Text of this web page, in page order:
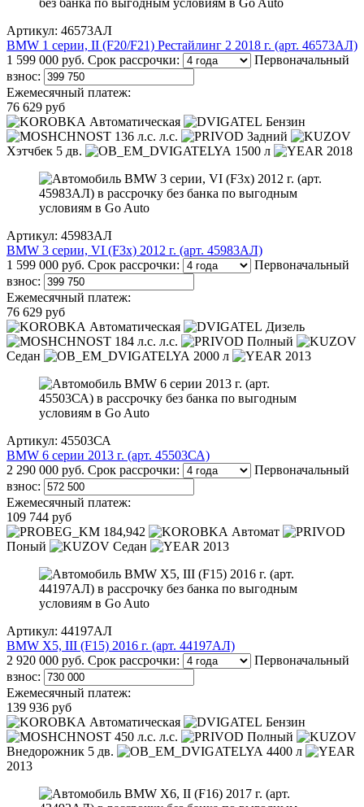
Артикул: 46573АЛ
BMW 1 серии, II (F20/F21) Рестайлинг 2 2018 г. (арт. 46573АЛ)
1 599 000 руб. Срок рассрочки:
Первоначальный
взнос:
Ежемесячный платеж:
76 629 руб
Автоматическая
Бензин
136 л.с. л.с.
Задний
Хэтчбек 5 дв.
1500 л 2018
Артикул: 45983АЛ
BMW 3 серии, VI (F3x) 2012 г. (арт. 45983АЛ)
1 599 000 руб. Срок рассрочки:
Первоначальный
взнос:
Ежемесячный платеж:
76 629 руб
Автоматическая
Дизель
184 л.с. л.с.
Полный
Седан
2000 л 2013
Артикул: 45503СА
BMW 6 серии 2013 г. (арт. 45503СА)
2 290 000 руб. Срок рассрочки:
Первоначальный
взнос:
Ежемесячный платеж:
109 744 руб
184,942
Автомат
Поный
Седан 2013
Артикул: 44197АЛ
BMW X5, III (F15) 2016 г. (арт. 44197АЛ)
2 920 000 руб. Срок рассрочки:
Первоначальный
взнос:
Ежемесячный платеж:
139 936 руб
Автоматическая
Бензин
450 л.с. л.с.
Полный
Внедорожник 5 дв.
4400 л
2013